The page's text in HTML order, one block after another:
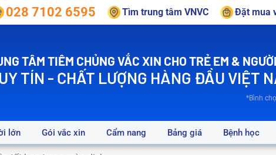
028 7102 6595 Tìm trung tâm VNVC Đặt mua
TÂM TIÊM CHỦNG VẮC XIN CHO TRẺ EM &
TÍN - CHẤT LƯỢNG HÀNG ĐẦU VIỆT
*Bình
lớn Gói vắc xin Cẩm nang Bảng giá Bệnh học